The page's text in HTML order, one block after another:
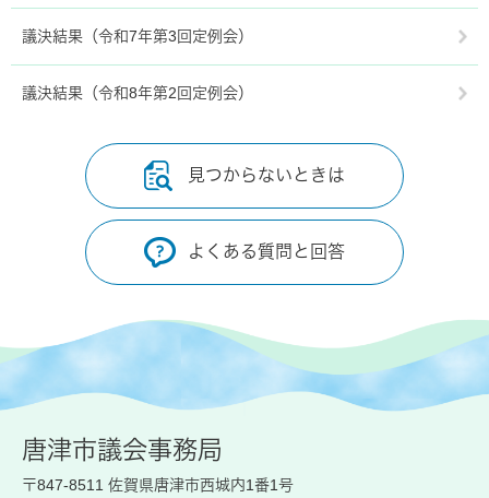
議決結果（令和7年第3回定例会）
議決結果（令和8年第2回定例会）
見つからないときは
よくある質問と回答
唐津市議会事務局
〒847-8511 佐賀県唐津市西城内1番1号